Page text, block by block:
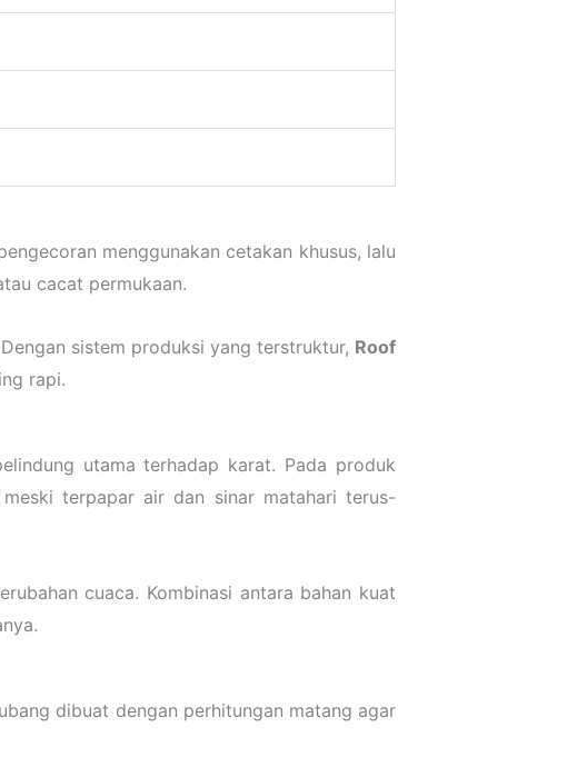
menggunakan cetakan khusus, lalu
cacat permukaan.
sistem produksi yang terstruktur, Roof
rapi.
utama terhadap karat. Pada produk
terpapar air dan sinar matahari terus-
cuaca. Kombinasi antara bahan kuat
dibuat dengan perhitungan matang agar